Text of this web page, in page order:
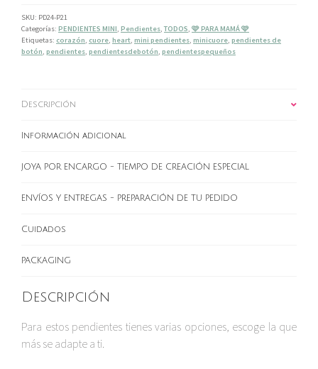
SKU: PD24-P21
Categorías: PENDIENTES MINI, Pendientes, TODOS, 🩷 PARA MAMÁ 🩷
Etiquetas: corazón, cuore, heart, mini pendientes, minicuore, pendientes de
botón, pendientes, pendientesdebotón, pendientespequeños
Descripción
Información adicional
JOYA POR ENCARGO - TIEMPO DE CREACIÓN ESPECIAL
ENVÍOS Y ENTREGAS - PREPARACIÓN DE TU PEDIDO
Cuidados
PACKAGING
Descripción
Para estos pendientes tienes varias opciones, escoge la que
más se adapte a ti.